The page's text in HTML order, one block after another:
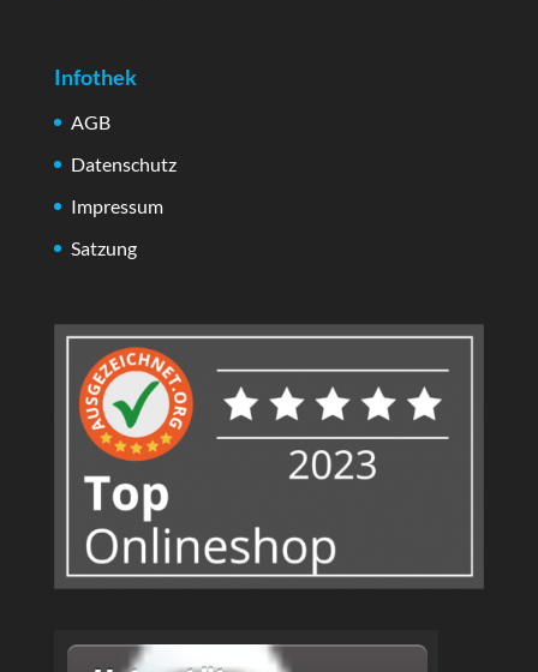
Infothek
AGB
Datenschutz
Impressum
Satzung